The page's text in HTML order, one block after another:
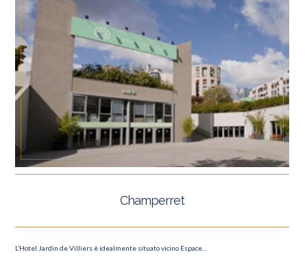
Champerret
L’Hotel Jardin de Villiers è idealmente situato vicino Espace...